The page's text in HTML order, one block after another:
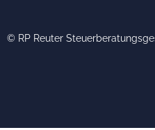
© RP Reuter